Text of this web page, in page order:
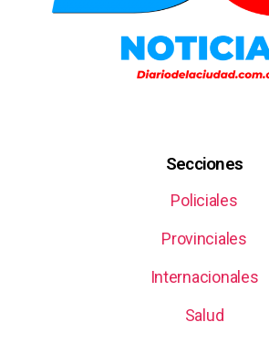
Secciones
Policiales
Provinciales
Internacionales
Salud